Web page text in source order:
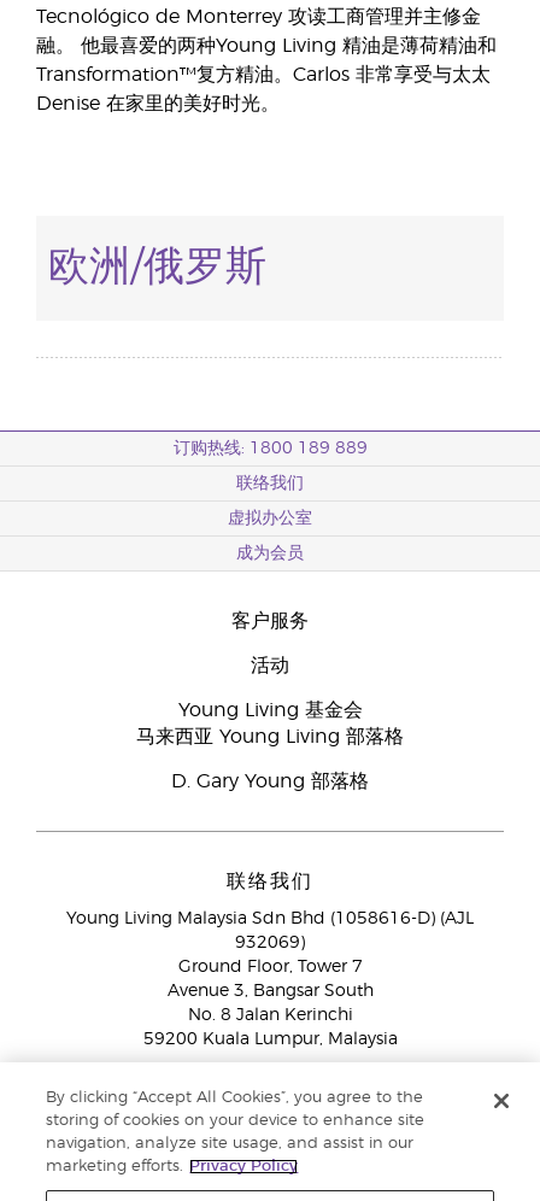
Tecnológico de Monterrey 攻读工商管理并主修金
融。 他最喜爱的两种Young Living 精油是薄荷精油和
Transformation™复方精油。Carlos 非常享受与太太
Denise 在家里的美好时光。
欧洲/俄罗斯
订购热线: 1800 189 889
联络我们
虚拟办公室
成为会员
客户服务
活动
Young Living 基金会
马来西亚 Young Living 部落格
D. Gary Young 部落格
联络我们
Young Living Malaysia Sdn Bhd (1058616-D) (AJL
932069)
Ground Floor, Tower 7
Avenue 3, Bangsar South
No. 8 Jalan Kerinchi
59200 Kuala Lumpur, Malaysia
免付费专线：1800 189 889
WhatsApp对话: +60 15 4600 0691
By clicking “Accept All Cookies”, you agree to the
storing of cookies on your device to enhance site
navigation, analyze site usage, and assist in our
marketing efforts.
Privacy Policy